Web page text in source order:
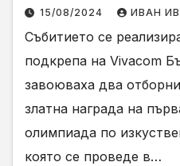
15/08/2024 ИВАН
Събитието се
подкрепа на Vivacom
завоюваха два
златна награда на
олимпиада по
която се проведе в…